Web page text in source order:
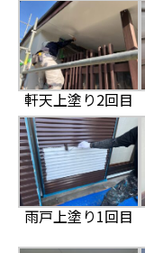
軒天上塗り2回目
雨戸上塗り1回目